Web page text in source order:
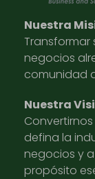
Nuestra
negocios
comunidad
Nuestra
defina la
negocios y
propósito